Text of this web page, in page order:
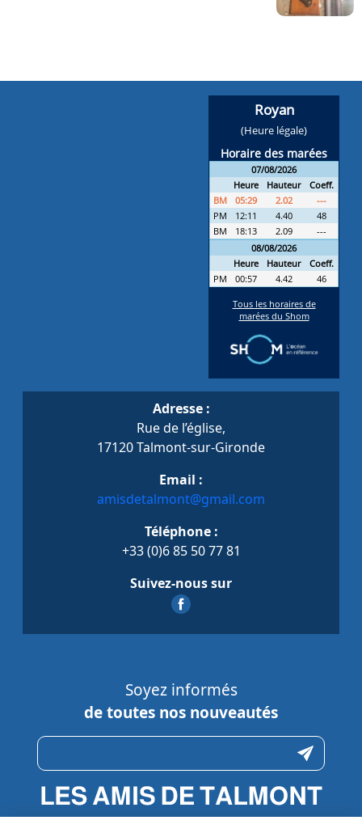
Adresse :
Rue de l’église,
17120 Talmont-sur-Gironde
Email :
amisdetalmont@gmail.com
Téléphone :
+33 (0)6 85 50 77 81
Suivez-nous sur
Soyez informés
de toutes nos nouveautés